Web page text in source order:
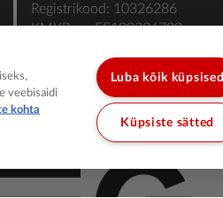
Registrikood: 10326286
KMKR nr: EE100336700
SWIFT: EEUHEE2X
veebisaidi
kohta
Luba kõik küpsised
Küpsiste sätted